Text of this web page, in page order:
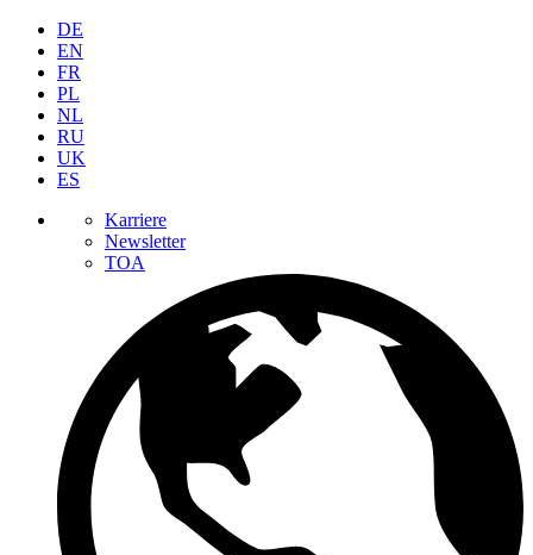
DE
EN
FR
PL
NL
RU
UK
ES
Karriere
Newsletter
TOA